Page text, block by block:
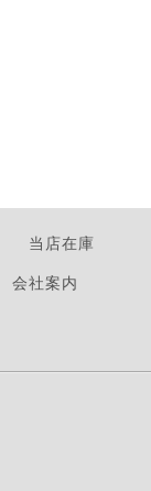
当店在庫
会社案内